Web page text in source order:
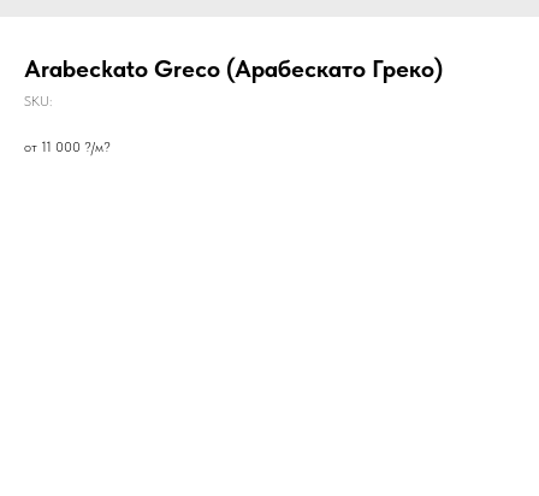
Arabeckato Greco (Арабескато Греко)
SKU:
от 11 000 ?/м?